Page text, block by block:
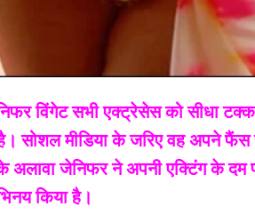
विंगेट सभी एक्ट्रेसेस को सीधा
सोशल मीडिया के जरिए वह अपने फैंस
अलावा जेनिफर ने अपनी एक्टिंग के दम
किया है।